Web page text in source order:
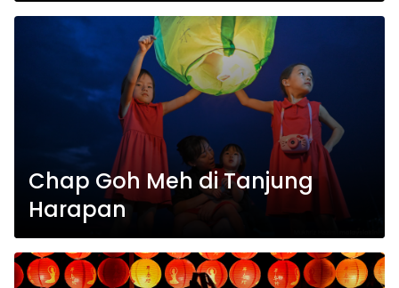
Chap Goh Meh di Tanjung
Harapan